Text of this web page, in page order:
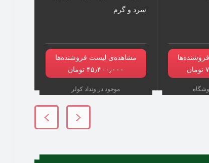
سرد و گرم
مشاهده‌ی لیست فروشنده‌ها
۴۵٫۴۰۰٫۰۰۰ تومان
موجود در ونداد کولر